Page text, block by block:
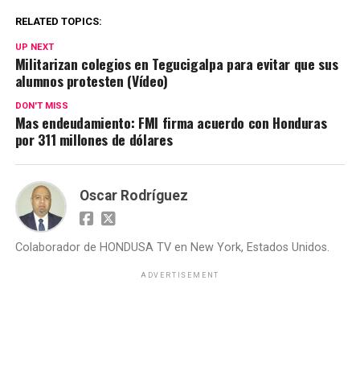
RELATED TOPICS:
UP NEXT
Militarizan colegios en Tegucigalpa para evitar que sus
alumnos protesten (Vídeo)
DON'T MISS
Mas endeudamiento: FMI firma acuerdo con Honduras
por 311 millones de dólares
Oscar Rodríguez
Colaborador de HONDUSA TV en New York, Estados Unidos.
ADVERTISEMENT